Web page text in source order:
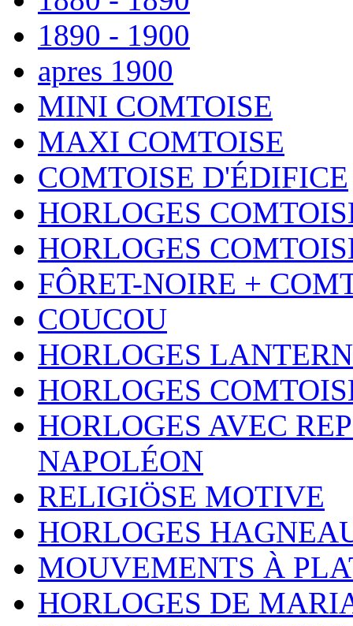
1890 - 1900
apres 1900
MINI COMTOISE
MAXI COMTOISE
COMTOISE D'ÉDIFICE
HORLOGES
HORLOGES
FÔRET-NOIRE +
COUCOU
HORLOGES
HORLOGES
HORLOGES AVEC
NAPOLÉON
RELIGIÖSE MOTIVE
HORLOGES
MOUVEMENTS À
HORLOGES DE